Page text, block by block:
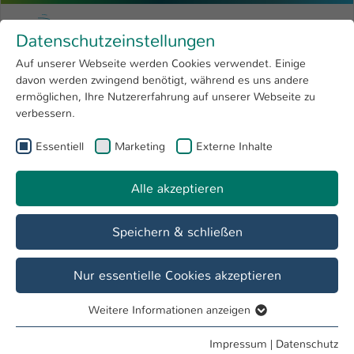
Menu
Forschung 4
Open submenu
Hochschule
International
Zum Hauptinhalt springen
Hochschule Kaiserslautern
Sie sind hier: Referate & Stabsstellen
Stabsstelle Nachhaltigkeit
Repair Café Klimaschutz
Stabsstelle Nachhaltigkeit
Nachhaltigkeits-, Klimaschutz- und
Energiemanagement
Zentrale Aufgabe der Stabsstelle ist die Verankerung der
Themen Nachhaltigkeit, Klimaschutz und
Energiemanagement in der Organisation der Hochschule
Datenschutzeinstellungen
Auf unserer Webseite werden Cookies verwendet. Einige
davon werden zwingend benötigt, während es uns andere
ermöglichen, Ihre Nutzererfahrung auf unserer Webseite zu
verbessern.
Essentiell Marketing Externe Inhalte
Alle akzeptieren
Speichern & schließen
Nur essentielle Cookies akzeptieren
Essentielle Cookies werden für grundlegende Funktionen
Weitere Informationen anzeigen
Impressum | Datenschutz